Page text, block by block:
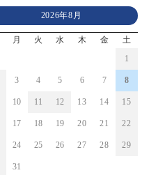
2026年8月
月 火 水 木 金
土
1
3 4 5 6 7 8
10 11 12 13 14 15
17 18 19 20 21 22
24 25 26 27 28 29
31